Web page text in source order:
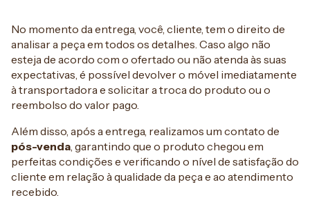
No momento da entrega, você, cliente, tem o direito de
analisar a peça em todos os detalhes. Caso algo não
esteja de acordo com o ofertado ou não atenda às suas
expectativas, é possível devolver o móvel imediatamente
à transportadora e solicitar a troca do produto ou o
reembolso do valor pago.
Além disso, após a entrega, realizamos um contato de
pós-venda, garantindo que o produto chegou em
perfeitas condições e verificando o nível de satisfação do
cliente em relação à qualidade da peça e ao atendimento
recebido.